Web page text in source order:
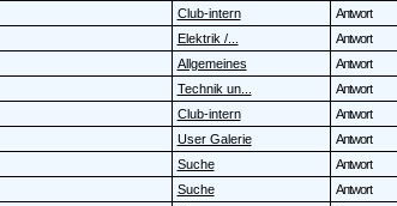
Club-intern Antwort
Elektrik /... Antwort
Allgemeines Antwort
Technik un... Antwort
Club-intern Antwort
User Galerie Antwort
Suche Antwort
Suche Antwort